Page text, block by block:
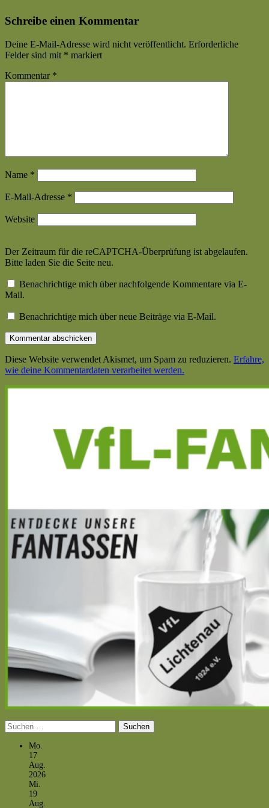
Schreibe einen Kommentar
Deine E-Mail-Adresse wird nicht veröffentlicht. Erforderliche
Felder sind mit * markiert
Kommentar *
Name *
E-Mail-Adresse *
Website
Der Zeitraum für die reCAPTCHA-Überprüfung ist abgelaufen.
Bitte laden Sie die Seite neu.
Benachrichtige mich über nachfolgende Kommentare via E-
Mail.
Benachrichtige mich über neue Beiträge via E-Mail.
Diese Website verwendet Akismet, um Spam zu reduzieren. Erfahre,
wie deine Kommentardaten verarbeitet werden.
Haupt-
Suchen
nach:
Mo.
17
Aug.
2026
Mi.
19
Aug.